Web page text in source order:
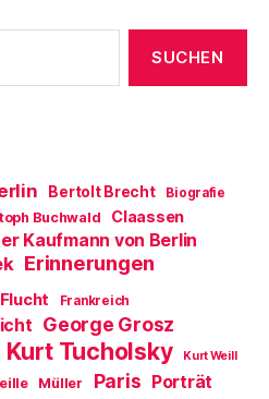
Bertolt Brecht Biografie
Buchwald Claassen
Kaufmann von Berlin
Erinnerungen
Flucht Frankreich
George Grosz
Kurt Tucholsky Kurt Weill
Müller Paris Porträt